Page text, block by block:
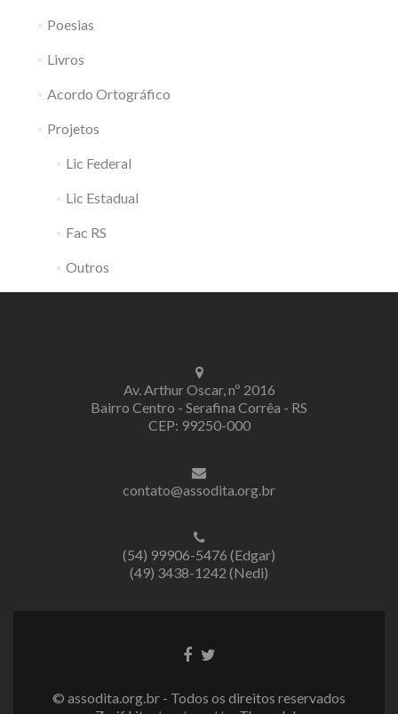
Poesias
Livros
Acordo Ortográfico
Projetos
Lic Federal
Lic Estadual
Fac RS
Outros
Av. Arthur Oscar, nº 2016
Bairro Centro - Serafina Corrêa - RS
CEP: 99250-000
contato@assodita.org.br
(54) 99906-5476 (Edgar)
(49) 3438-1242 (Nedi)
LinkLink
© assodita.org.br - Todos os direitos reservados